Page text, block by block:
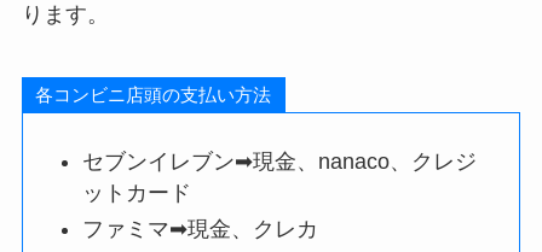
ります。
各コンビニ店頭の支払い方法
セブンイレブン➡現金、nanaco、クレジ
ットカード
ファミマ➡現金、クレカ